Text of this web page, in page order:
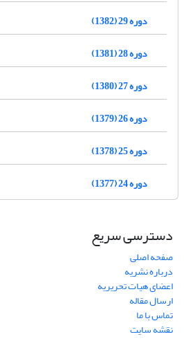
دوره 29 (1382)
دوره 28 (1381)
دوره 27 (1380)
دوره 26 (1379)
دوره 25 (1378)
دوره 24 (1377)
دسترسی سریع
صفحه اصلی
درباره نشریه
اعضای هیات تحریریه
ارسال مقاله
تماس با ما
نقشه سایت